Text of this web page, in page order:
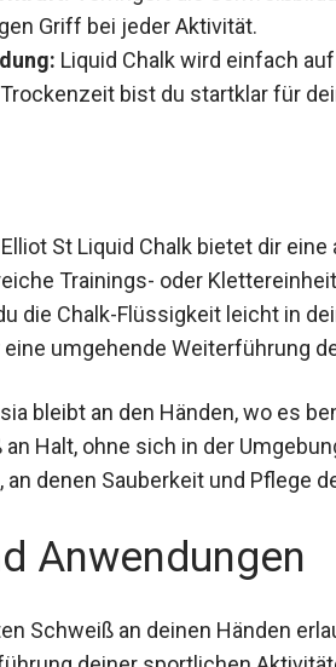
Verringert die
Griff bei jeder Aktivität.
Liquid Chalk wird einfach
St Liquid Chalk bietet dir
Trainings- oder
die Chalk-Flüssigkeit leicht in
bleibt an den Händen, wo es
Halt, ohne sich in der
Anwendungen